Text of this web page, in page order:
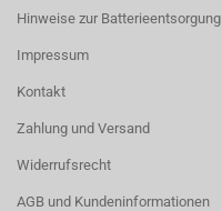
Hinweise zur Batterieentsorgung
Impressum
Kontakt
Zahlung und Versand
Widerrufsrecht
AGB und Kundeninformationen